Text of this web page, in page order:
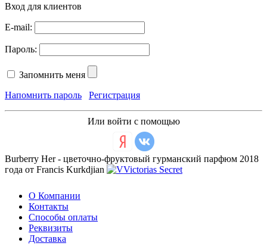
Вход для клиентов
E-mail:
Пароль:
Запомнить меня
Напомнить пароль
Регистрация
Или войти с помощью
Burberry Her - цветочно-фруктовый гурманский парфюм 2018
года от Francis Kurkdjian
О Компании
Контакты
Способы оплаты
Реквизиты
Доставка